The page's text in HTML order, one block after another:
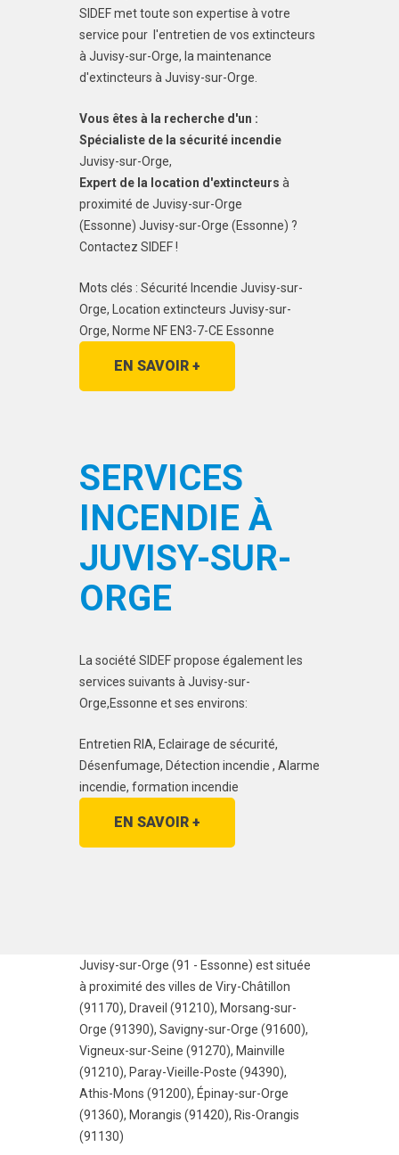
SIDEF met toute son expertise à votre
service pour l'entretien de vos extincteurs
à Juvisy-sur-Orge, la maintenance
d'extincteurs à Juvisy-sur-Orge.
Vous êtes à la recherche d'un :
Spécialiste de la sécurité incendie
Juvisy-sur-Orge,
Expert de la location d'extincteurs à
proximité de Juvisy-sur-Orge
(Essonne) Juvisy-sur-Orge (Essonne) ?
Contactez SIDEF !
Mots clés : Sécurité Incendie Juvisy-sur-
Orge, Location extincteurs Juvisy-sur-
Orge, Norme NF EN3-7-CE Essonne
EN SAVOIR +
SERVICES
INCENDIE À
JUVISY-SUR-
ORGE
La société SIDEF propose également les
services suivants à Juvisy-sur-
Orge,Essonne et ses environs:
Entretien RIA, Eclairage de sécurité,
Désenfumage, Détection incendie , Alarme
incendie, formation incendie
EN SAVOIR +
Juvisy-sur-Orge (91 - Essonne) est située
à proximité des villes de Viry-Châtillon
(91170), Draveil (91210), Morsang-sur-
Orge (91390), Savigny-sur-Orge (91600),
Vigneux-sur-Seine (91270), Mainville
(91210), Paray-Vieille-Poste (94390),
Athis-Mons (91200), Épinay-sur-Orge
(91360), Morangis (91420), Ris-Orangis
(91130)